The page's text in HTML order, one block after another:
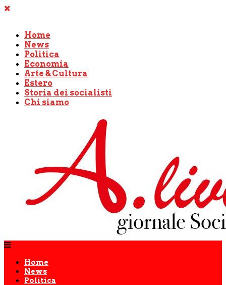
Home
News
Politica
Economia
Arte & Cultura
Estero
Storia dei socialisti
Chi siamo
Home
News
Politica